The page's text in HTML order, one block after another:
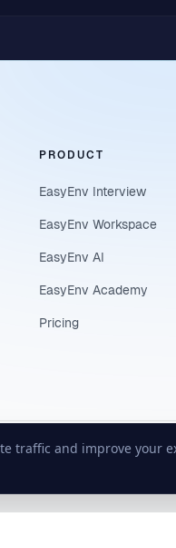
traffic and improve your
PRODUCT
EasyEnv Interview
EasyEnv Workspace
EasyEnv AI
EasyEnv Academy
Pricing